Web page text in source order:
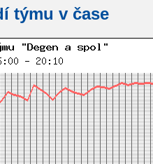
týmu v čase